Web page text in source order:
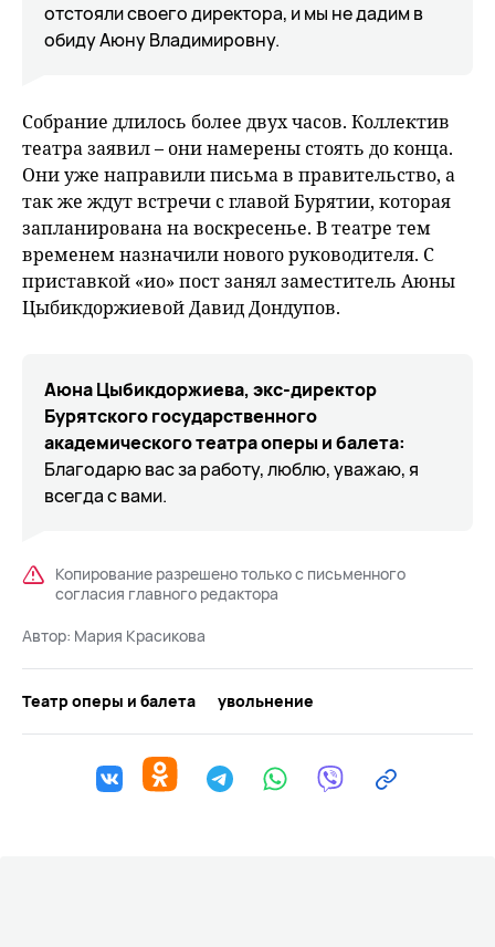
отстояли своего директора, и мы не дадим в
обиду Аюну Владимировну.
Собрание длилось более двух часов. Коллектив
театра заявил – они намерены стоять до конца.
Они уже направили письма в правительство, а
так же ждут встречи с главой Бурятии, которая
запланирована на воскресенье. В театре тем
временем назначили нового руководителя. С
приставкой «ио» пост занял заместитель Аюны
Цыбикдоржиевой Давид Дондупов.
Аюна Цыбикдоржиева, экс-директор
Бурятского государственного
академического театра оперы и балета:
Благодарю вас за работу, люблю, уважаю, я
всегда с вами.
Копирование разрешено только с письменного
согласия главного редактора
Автор: Мария Красикова
Театр оперы и балета увольнение